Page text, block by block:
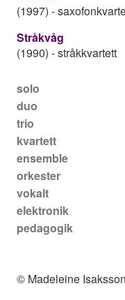
Main navigation
solo
duo
trio
kvartett
ensemble
orkester
vokalt
elektronik
pedagogik
(1997) -
Stråkvåg
(1990) -stråkkvartett
© Madeleine